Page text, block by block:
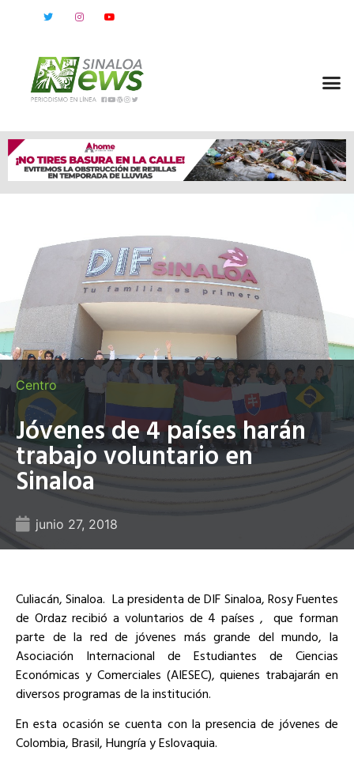
Centro
Jóvenes de 4 países harán
trabajo voluntario en
Sinaloa
junio 27, 2018
Culiacán, Sinaloa. La presidenta de DIF Sinaloa, Rosy Fuentes
de Ordaz recibió a voluntarios de 4 países , que forman
parte de la red de jóvenes más grande del mundo, la
Asociación Internacional de Estudiantes de Ciencias
Económicas y Comerciales (AIESEC), quienes trabajarán en
diversos programas de la institución.
En esta ocasión se cuenta con la presencia de jóvenes de
Colombia, Brasil, Hungría y Eslovaquia.